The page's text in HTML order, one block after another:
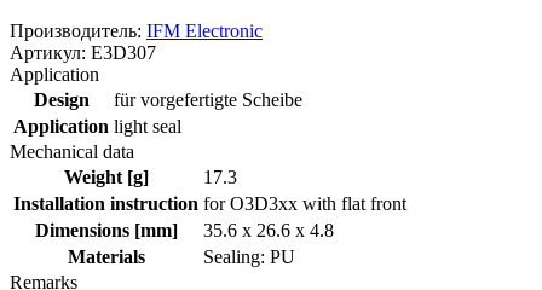
Производитель: IFM Electronic
Артикул: E3D307
Application
Design
für vorgefertigte Scheibe
Application light seal
Mechanical data
Weight [g]
17.3
Installation instruction for O3D3xx with flat front
Dimensions [mm]
35.6 x 26.6 x 4.8
Materials
Sealing: PU
Remarks